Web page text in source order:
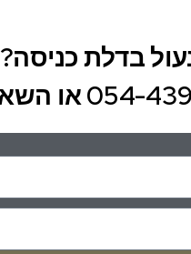
בדלת כניסה?